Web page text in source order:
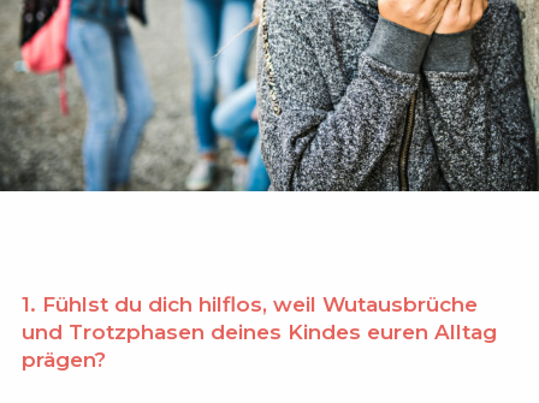
1. Fühlst du dich hilflos, weil Wutausbrüche
und Trotzphasen deines Kindes euren Alltag
prägen?